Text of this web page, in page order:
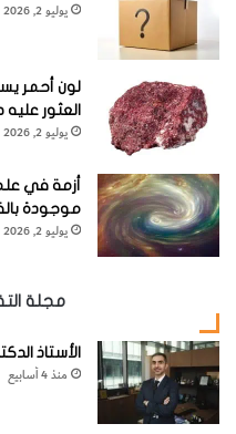
وتجدر الإشارة هنا أن نشأة
النموذجية الواضحة لعلمية
سم متداخلة في صخور الجرانيت.
[KSAGRelatedArticles] [ASPDRelatedArticles]
علوم
يوليو 2, 2026
لون أحمر
العثور
يوليو 2, 2026
أزمة في
موجودة
يوليو 2, 2026
مجلة
الأستاذ
منذ 4 أسابيع